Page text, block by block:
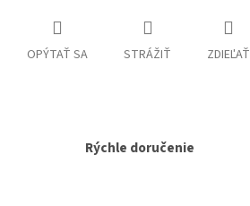
OPÝTAŤ SA STRÁŽIŤ ZDIEĽAŤ
Rýchle doručenie